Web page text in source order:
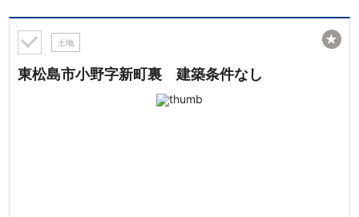
土地
東松島市小野字新町裏 建築条件なし
★